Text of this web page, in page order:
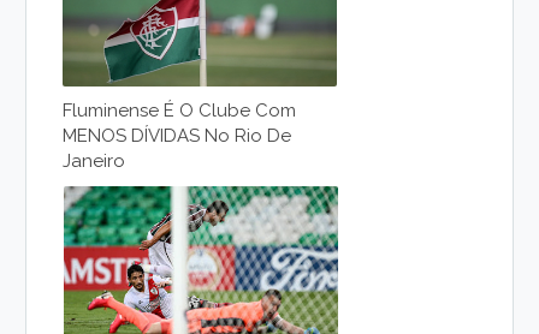
Fluminense É O Clube Com
MENOS DÍVIDAS No Rio De
Janeiro